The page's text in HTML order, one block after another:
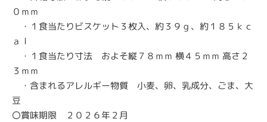
０ｍｍ
・１食当たりビスケット３枚入、約３９ｇ、約１８５ｋｃ
ａｌ
・１食当たり寸法 およそ縦７８ｍｍ 横４５ｍｍ 高さ２
３ｍｍ
・含まれるアレルギー物質 小麦、卵、乳成分、ごま、大
豆
〇賞味期限 ２０２６年２月